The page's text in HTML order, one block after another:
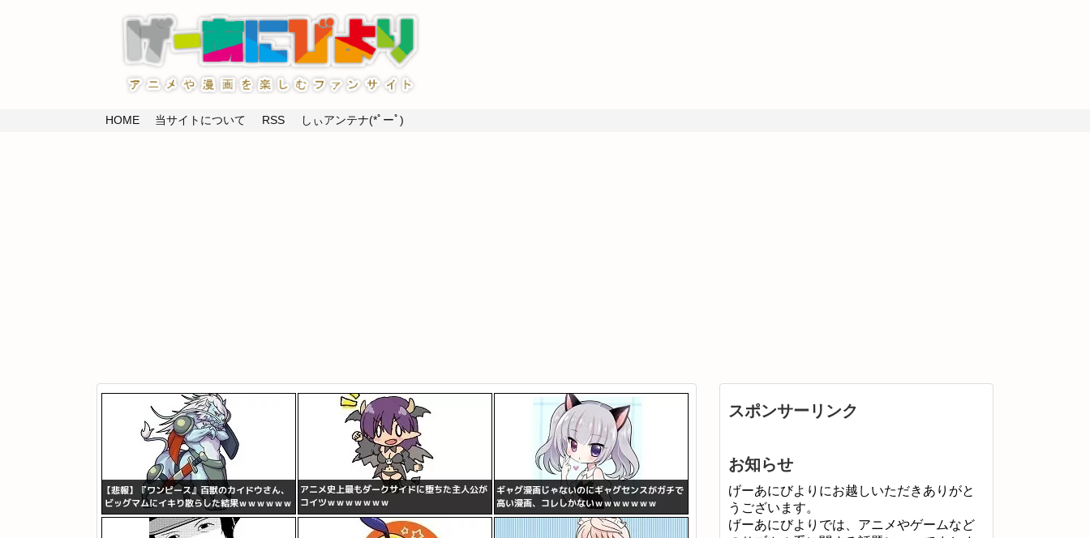
HOME 当サイトについて RSS しぃアンテナ(*ﾟーﾟ)
スポンサーリンク
お知らせ
げーあにびよりにお越しいただきありがと
うございます。
げーあにびよりでは、アニメやゲームなど